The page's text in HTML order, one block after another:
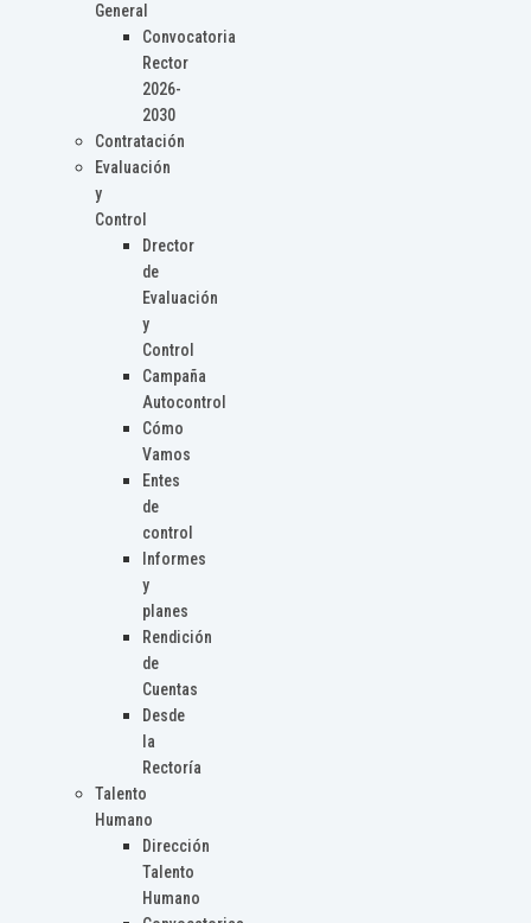
General
Convocatoria
Rector
2026-
2030
Contratación
Evaluación
y
Control
Drector
de
Evaluación
y
Control
Campaña
Autocontrol
Cómo
Vamos
Entes
de
control
Informes
y
planes
Rendición
de
Cuentas
Desde
la
Rectoría
Talento
Humano
Dirección
Talento
Humano